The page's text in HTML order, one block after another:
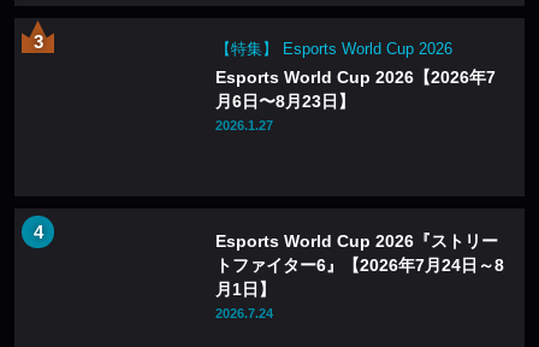
【特集】 Esports World Cup 2026
Esports World Cup 2026【2026年7
月6日〜8月23日】
2026.1.27
Esports World Cup 2026『ストリー
トファイター6』【2026年7月24日～8
月1日】
2026.7.24